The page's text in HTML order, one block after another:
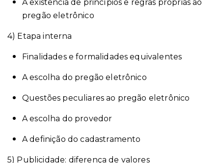
A existência de princípios e regras próprias ao
pregão eletrônico
4) Etapa interna
Finalidades e formalidades equivalentes
A escolha do pregão eletrônico
Questões peculiares ao pregão eletrônico
A escolha do provedor
A definição do cadastramento
5) Publicidade: diferença de valores